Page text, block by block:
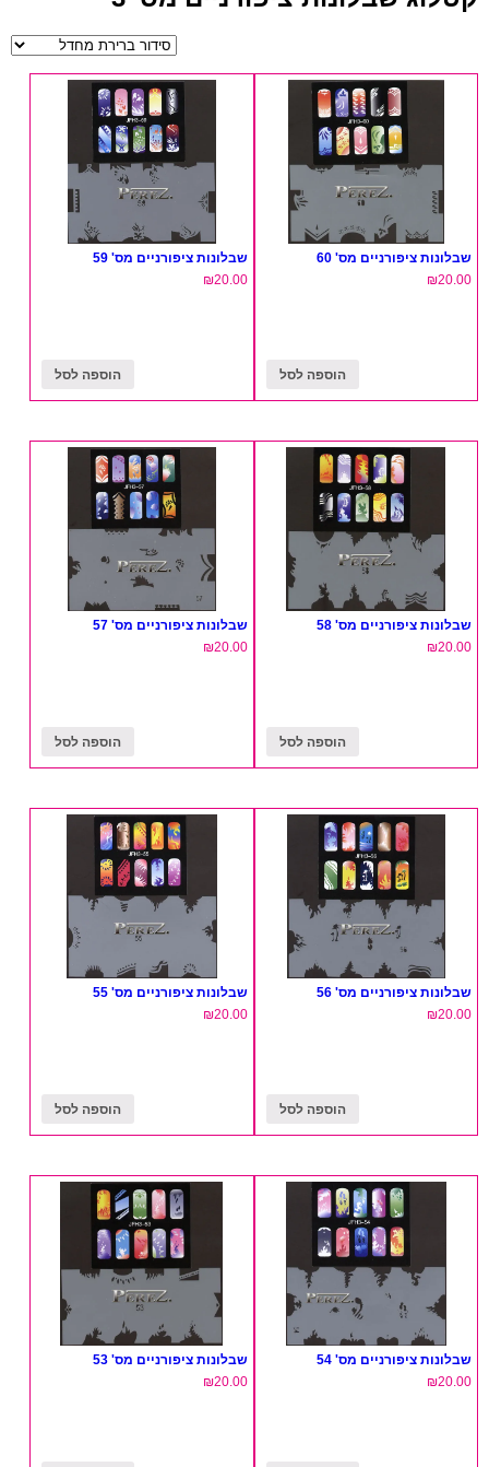
שבלונות ציפורניים מס' 60
₪20.00
הוספה לסל
שבלונות ציפורניים מס' 59
₪20.00
הוספה לסל
שבלונות ציפורניים מס' 58
₪20.00
הוספה לסל
שבלונות ציפורניים מס' 57
₪20.00
הוספה לסל
שבלונות ציפורניים מס' 56
₪20.00
הוספה לסל
שבלונות ציפורניים מס' 55
₪20.00
הוספה לסל
שבלונות ציפורניים מס' 54
₪20.00
שבלונות ציפורניים מס' 53
₪20.00